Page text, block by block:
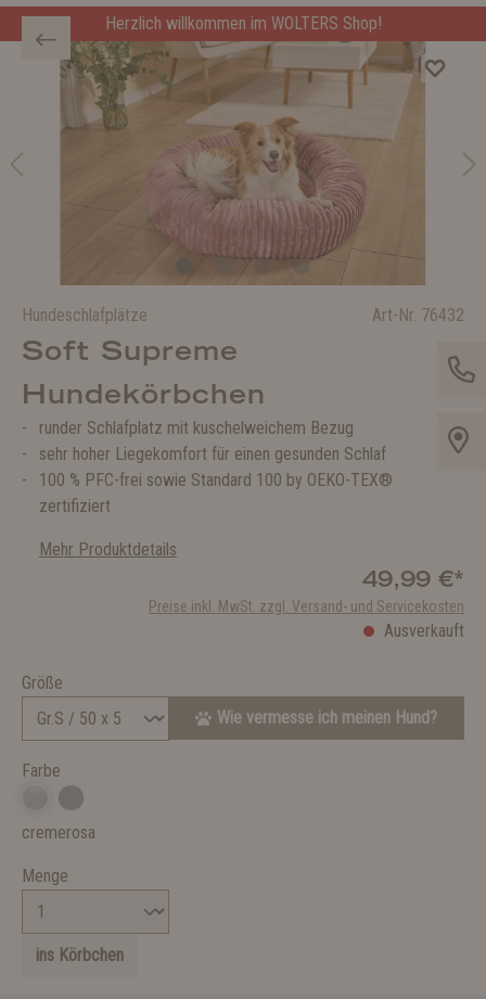
Herzlich willkommen im WOLTERS Shop!
Hundeschlafplätze Art-Nr. 76432
Soft Supreme
Hundekörbchen
runder Schlafplatz mit kuschelweichem Bezug
sehr hoher Liegekomfort für einen gesunden Schlaf
100 % PFC-frei sowie Standard 100 by OEKO-TEX®
zertifiziert
Mehr Produktdetails
49,99 €*
Preise inkl. MwSt. zzgl. Versand- und Servicekosten
Ausverkauft
Größe
Wie vermesse ich meinen Hund?
Farbe
cremerosa
Menge
ins Körbchen